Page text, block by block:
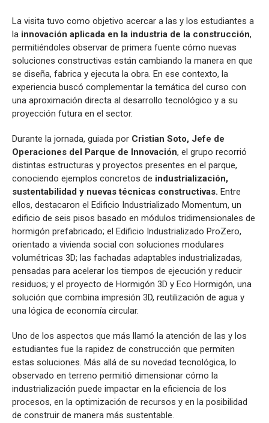
La visita tuvo como objetivo acercar a las y los estudiantes a
la innovación aplicada en la industria de la construcción,
permitiéndoles observar de primera fuente cómo nuevas
soluciones constructivas están cambiando la manera en que
se diseña, fabrica y ejecuta la obra. En ese contexto, la
experiencia buscó complementar la temática del curso con
una aproximación directa al desarrollo tecnológico y a su
proyección futura en el sector.
Durante la jornada, guiada por Cristian Soto, Jefe de
Operaciones del Parque de Innovación, el grupo recorrió
distintas estructuras y proyectos presentes en el parque,
conociendo ejemplos concretos de industrialización,
sustentabilidad y nuevas técnicas constructivas. Entre
ellos, destacaron el Edificio Industrializado Momentum, un
edificio de seis pisos basado en módulos tridimensionales de
hormigón prefabricado; el Edificio Industrializado ProZero,
orientado a vivienda social con soluciones modulares
volumétricas 3D; las fachadas adaptables industrializadas,
pensadas para acelerar los tiempos de ejecución y reducir
residuos; y el proyecto de Hormigón 3D y Eco Hormigón, una
solución que combina impresión 3D, reutilización de agua y
una lógica de economía circular.
Uno de los aspectos que más llamó la atención de las y los
estudiantes fue la rapidez de construcción que permiten
estas soluciones. Más allá de su novedad tecnológica, lo
observado en terreno permitió dimensionar cómo la
industrialización puede impactar en la eficiencia de los
procesos, en la optimización de recursos y en la posibilidad
de construir de manera más sustentable.